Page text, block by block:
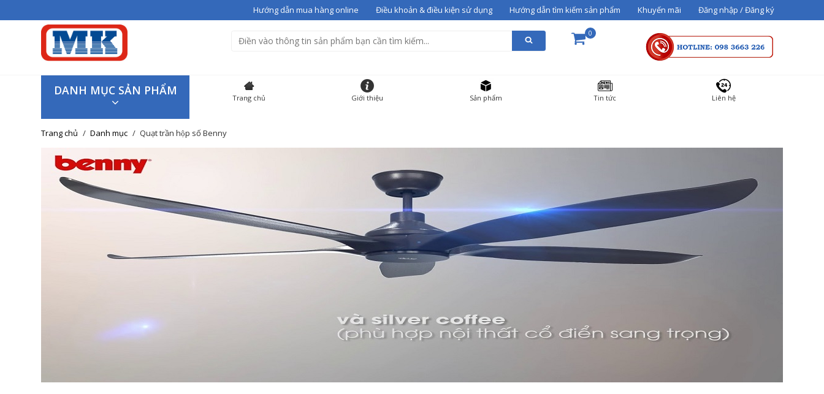
Hướng dẫn mua hàng online Điều khoản & điều kiện sử dụng Hướng dẫn tìm kiếm sản phẩm Khuyến mãi Đăng nhập / Đăng ký
0
DANH MỤC SẢN PHẨM
Trang chủ Giới thiệu Sản phẩm Tin tức Liên hệ
Trang chủ Danh mục Quạt trần hộp số Benny
sản phẩm trong giỏ hàng
SẢN PHẨM SỐ LƯỢNG THÀNH TIỀN
Tiếp tục mua hàng
THANH TOÁN